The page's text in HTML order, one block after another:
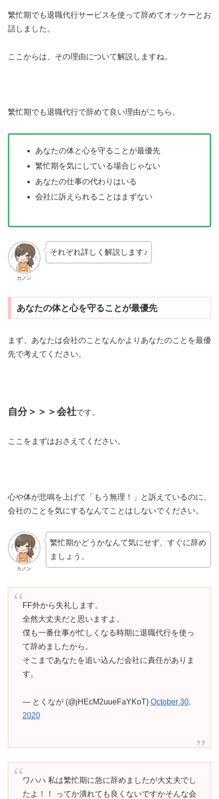
繁忙期でも退職代行サービスを使って辞めてオッケーとお
話しました。
ここからは、その理由について解説しますね。
繁忙期でも退職代行で辞めて良い理由がこちら。
あなたの体と心を守ることが最優先
繁忙期を気にしている場合じゃない
あなたの仕事の代わりはいる
会社に訴えられることはまずない
カノン
それぞれ詳しく解説します♪
あなたの体と心を守ることが最優先
まず、あなたは会社のことなんかよりあなたのことを最優
先で考えてください。
自分＞＞＞会社です。
ここをまずはおさえてください。
心や体が悲鳴を上げて「もう無理！」と訴えているのに、
会社のことを気にするなんてことはしないでください。
カノン
繁忙期かどうかなんて気にせず、すぐに辞め
ましょう。
FF外から失礼します。
全然大丈夫だと思いますよ。
僕も一番仕事が忙しくなる時期に退職代行を使っ
て辞めましたから。
そこまであなたを追い込んだ会社に責任がありま
す。
— とくなが (@jHEcM2uueFaYKoT) October 30,
2020
ワハハ 私は繁忙期に急に辞めましたが大丈夫でし
たよ！！ ってか潰れても良くないですかそんな会